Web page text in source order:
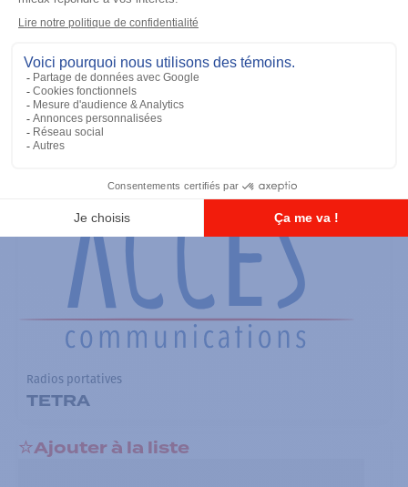
Radios portatives
SRX2200 Modèle 3.5
Ajouter à la liste
Radios portatives
TETRA
Ajouter à la liste